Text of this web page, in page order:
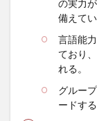
の実力
備えてい
言語能
ており
れる。
グルー
ードす